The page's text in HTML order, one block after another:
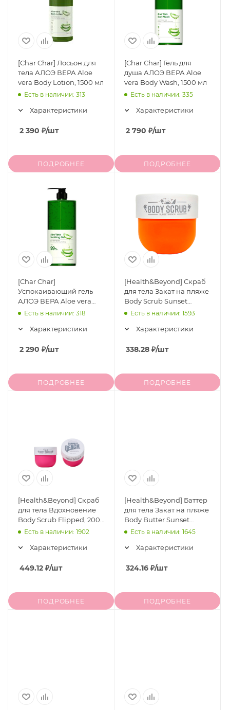
[Char Char] Лосьон для
тела АЛОЭ ВЕРА Aloe
vera Body Lotion, 1500 мл
Есть в наличии: 313
Характеристики
2 390 ₽/шт
ПОДРОБНЕЕ
[Char Char] Гель для
душа АЛОЭ ВЕРА Aloe
vera Body Wash, 1500 мл
Есть в наличии: 335
Характеристики
2 790 ₽/шт
ПОДРОБНЕЕ
[Char Char]
Успокаивающий гель
АЛОЭ ВЕРА Aloe vera
Soothing Gel, 1500 мл
Есть в наличии: 318
Характеристики
2 290 ₽/шт
ПОДРОБНЕЕ
[Health&Beyond] Скраб
для тела Закат на пляже
Body Scrub Sunset
Beach, 200 мл
Есть в наличии: 1593
Характеристики
338.28 ₽/шт
ПОДРОБНЕЕ
[Health&Beyond] Скраб
для тела Вдохновение
Body Scrub Flipped, 200
млЕсть в наличии: 1902
Характеристики
449.12 ₽/шт
ПОДРОБНЕЕ
[Health&Beyond] Баттер
для тела Закат на пляже
Body Butter Sunset
Beach, 200 мл
Есть в наличии: 1645
Характеристики
324.16 ₽/шт
ПОДРОБНЕЕ